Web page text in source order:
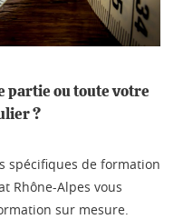
partie ou toute votre
?
spécifiques de formation
Rhône-Alpes vous
sur mesure.